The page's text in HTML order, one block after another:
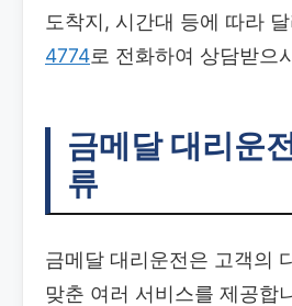
도착지, 시간대 등에 따라
4774로 전화하여 상담받으
금메달 대리운
류
금메달 대리운전은 고객의
맞춘 여러 서비스를 제공합